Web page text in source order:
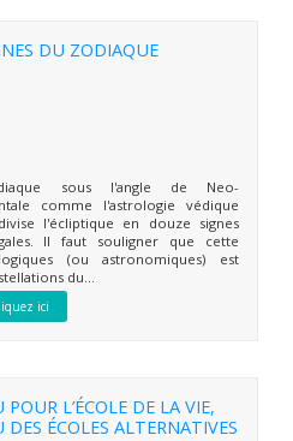
DU ZODIAQUE
sous l'angle de Neo-
comme l'astrologie védique
l'écliptique en douze signes
Il faut souligner que cette
(ou astronomiques) est
du...
ici
POUR L’ÉCOLE DE LA VIE,
DES ÉCOLES ALTERNATIVES